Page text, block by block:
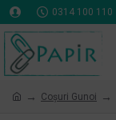
0314 100 110
Coşuri Gunoi